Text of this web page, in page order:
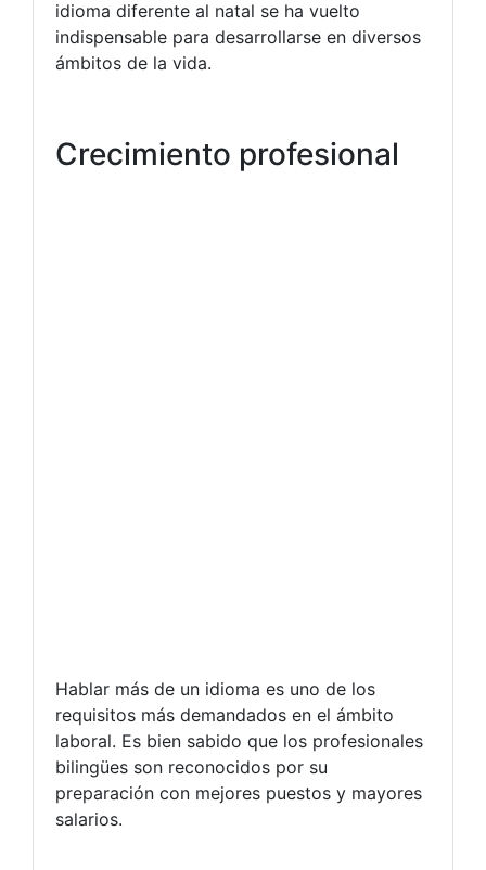
idioma diferente al natal se ha vuelto
indispensable para desarrollarse en diversos
ámbitos de la vida.
Crecimiento profesional
Hablar más de un idioma es uno de los
requisitos más demandados en el ámbito
laboral. Es bien sabido que los profesionales
bilingües son reconocidos por su
preparación con mejores puestos y mayores
salarios.